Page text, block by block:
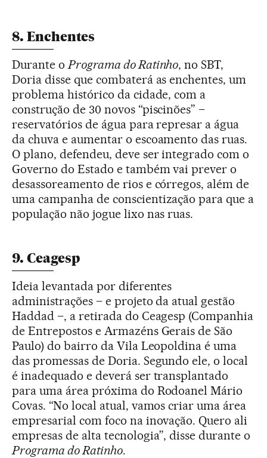
8. Enchentes
Durante oPrograma do Ratinho, no SBT,
Doria disse que combaterá as enchentes, um
problema histórico da cidade, com a
construção de 30 novos “piscinões” –
reservatórios de água para represar a água
da chuva e aumentar o escoamento das ruas.
O plano, defendeu, deve ser integrado com o
Governo do Estado e também vai prever o
desassoreamento de rios e córregos, além de
uma campanha de conscientização para que a
população não jogue lixo nas ruas.
9. Ceagesp
Ideia levantada por diferentes
administrações – e projeto da atual gestão
Haddad –, a retirada do Ceagesp (Companhia
de Entrepostos e Armazéns Gerais de São
Paulo) do bairro da Vila Leopoldina é uma
das promessas de Doria. Segundo ele, o local
é inadequado e deverá ser transplantado
para uma área próxima do Rodoanel Mário
Covas. “No local atual, vamos criar uma área
empresarial com foco na inovação. Quero ali
empresas de alta tecnologia”, disse durante o
Programa do Ratinho.